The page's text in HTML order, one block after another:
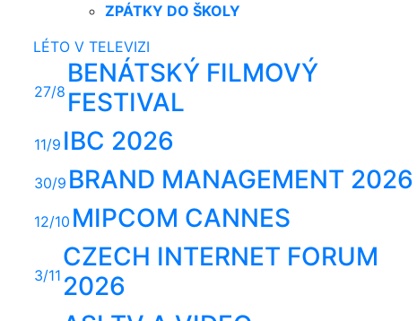
ZPÁTKY DO ŠKOLY
LÉTO V TELEVIZI
27/8
BENÁTSKÝ FILMOVÝ
FESTIVAL
11/9 IBC 2026
30/9 BRAND MANAGEMENT 2026
12/10 MIPCOM CANNES
3/11
CZECH INTERNET FORUM
2026